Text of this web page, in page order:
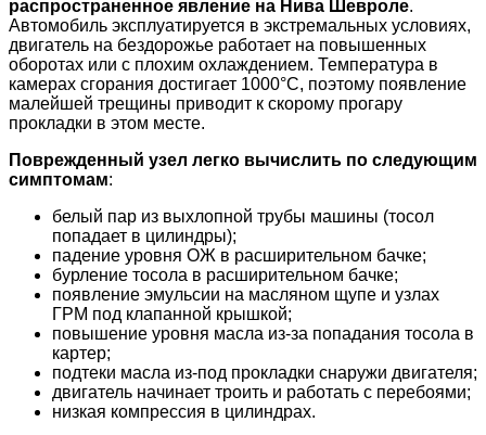
распространенное явление на Нива Шевроле.
Автомобиль эксплуатируется в экстремальных условиях,
двигатель на бездорожье работает на повышенных
оборотах или с плохим охлаждением. Температура в
камерах сгорания достигает 1000°C, поэтому появление
малейшей трещины приводит к скорому прогару
прокладки в этом месте.
Поврежденный узел легко вычислить по следующим
симптомам:
белый пар из выхлопной трубы машины (тосол
попадает в цилиндры);
падение уровня ОЖ в расширительном бачке;
бурление тосола в расширительном бачке;
появление эмульсии на масляном щупе и узлах
ГРМ под клапанной крышкой;
повышение уровня масла из-за попадания тосола в
картер;
подтеки масла из-под прокладки снаружи двигателя;
двигатель начинает троить и работать с перебоями;
низкая компрессия в цилиндрах.